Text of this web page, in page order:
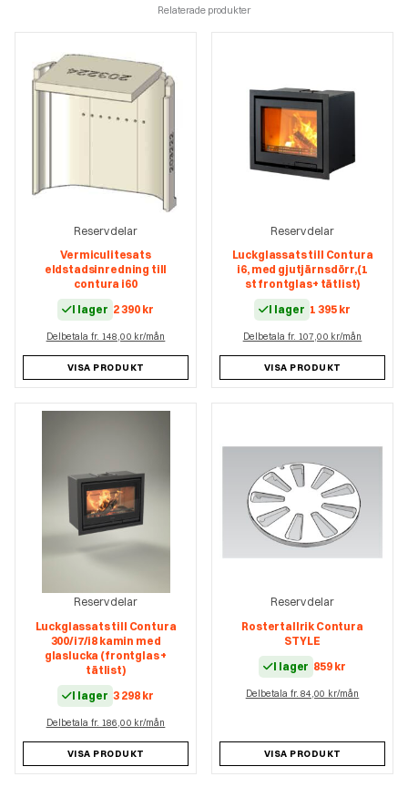
Relaterade produkter
Reservdelar
Vermiculitesats
eldstadsinredning till
contura i60
I lager 2 390 kr
Delbetala fr. 148,00 kr/mån
VISA PRODUKT
Reservdelar
Luckglassats till Contura
i6, med gjutjärnsdörr,(1
st frontglas+ tätlist)
I lager 1 395 kr
Delbetala fr. 107,00 kr/mån
VISA PRODUKT
Reservdelar
Luckglassats till Contura
300/i7/i8 kamin med
glaslucka (frontglas +
tätlist)
I lager 3 298 kr
Delbetala fr. 186,00 kr/mån
VISA PRODUKT
Reservdelar
Rostertallrik Contura
STYLE
I lager 859 kr
Delbetala fr. 84,00 kr/mån
VISA PRODUKT